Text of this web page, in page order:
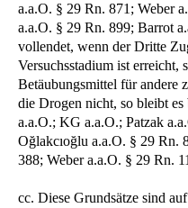
a.a.O. § 29 Rn. 871; Weber
a.a.O. § 29 Rn. 899; Barrot
vollendet, wenn der Dritte
Versuchsstadium ist erreicht,
Betäubungsmittel für andere
die Drogen nicht, so bleibt
a.a.O.; KG a.a.O.; Patzak
Oğlakcıoğlu a.a.O. § 29 Rn.
388; Weber a.a.O. § 29 Rn.
cc. Diese Grundsätze sind